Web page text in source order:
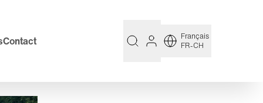
Contact
Français
FR-CH